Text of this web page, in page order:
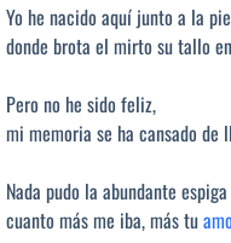
Yo he nacido aquí junto a la
donde brota el mirto su tallo
Pero no he sido feliz,
mi memoria se ha cansado de
Nada pudo la abundante
cuanto más me iba, más tu